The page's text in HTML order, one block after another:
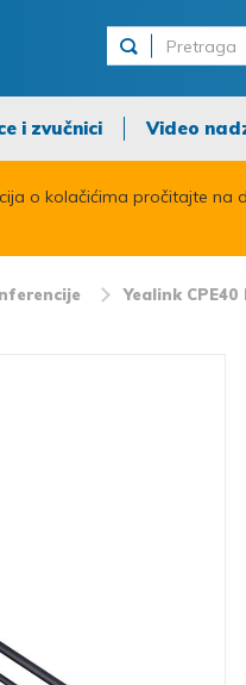
i zvučnici Video
o kolačićima pročitajte na
Yealink